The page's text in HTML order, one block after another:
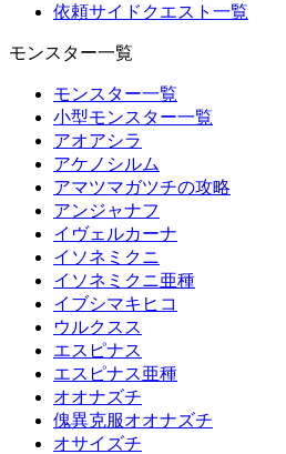
依頼サイドクエスト一覧
モンスター一覧
モンスター一覧
小型モンスター一覧
アオアシラ
アケノシルム
アマツマガツチの攻略
アンジャナフ
イヴェルカーナ
イソネミクニ
イソネミクニ亜種
イブシマキヒコ
ウルクスス
エスピナス
エスピナス亜種
オオナズチ
傀異克服オオナズチ
オサイズチ